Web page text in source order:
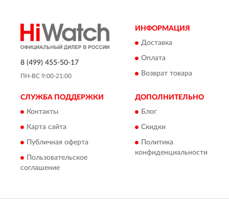
8 (499) 455-50-17
ПН-ВС 9:00-21:00
ИНФОРМАЦИЯ
Доставка
Оплата
Возврат товара
СЛУЖБА ПОДДЕРЖКИ
Контакты
Карта сайта
Публичная оферта
Пользовательское
соглашение
ДОПОЛНИТЕЛЬНО
Блог
Скидки
Политика
конфиденциальности